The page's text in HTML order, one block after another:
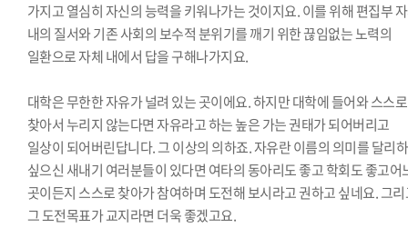
가지고 열심히 자신의 능력을 키워나가는 것이지요. 이를 위해 편집부
내의 질서와 기존 사회의 보수적 분위기를 깨기 위한 끊임없는 노력의
일환으로 자체 내에서 답을 구해나가지요.
대학은 무한한 자유가 널려 있는 곳이에요. 하지만 대학에 들어와 스스로
찾아서 누리지 않는다면 자유라고 하는 높은 가는 권태가 되어버리고
일상이 되어버린답니다. 그 이상의 의하죠. 자유란 이름의 의미를 달리
싶으신 새내기 여러분들이 있다면 여타의 동아리도 좋고 학회도 좋고어
곳이든지 스스로 찾아가 참여하며 도전해 보시라고 권하고 싶네요. 그
그 도전목표가 교지라면 더욱 좋겠고요.